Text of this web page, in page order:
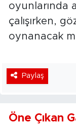
oyunlarında
çalışırken,
oynanacak
Paylaş
Öne Çıkan